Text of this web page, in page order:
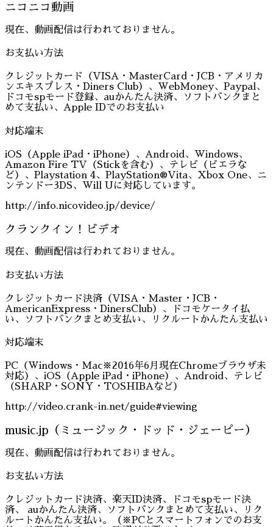
ニコニコ動画
現在、動画配信は行われておりません。
お支払い方法
クレジットカード（VISA・MasterCard・JCB・アメリカ
ンエキスプレス・Diners Club）、WebMoney、Paypal、
ドコモspモード登録、auかんたん決済、ソフトバンクまと
めて支払い、Apple IDでのお支払い
対応端末
iOS（Apple iPad・iPhone）、Android、Windows、
Amazon Fire TV（Stickを含む）、テレビ（ビエラな
ど）、Playstation 4、PlayStation®Vita、Xbox One、ニ
ンテンドー3DS、Will Uに対応しています。
http://info.nicovideo.jp/device/
クランクイン！ビデオ
現在、動画配信は行われておりません。
お支払い方法
クレジットカード決済（VISA・Master・JCB・
AmericanExpress・DinersClub）、ドコモケータイ払
い、ソフトバンクまとめ支払い、リクルートかんたん支払い
対応端末
PC（Windows・Mac※2016年6月現在Chromeブラウザ未
対応）、iOS（Apple iPad・iPhone）、Android、テレビ
（SHARP・SONY・TOSHIBAなど）
http://video.crank-in.net/guide#viewing
music.jp（ミュージック・ドッド・ジェーピー）
現在、動画配信は行われておりません。
お支払い方法
クレジットカード決済、楽天ID決済、ドコモspモード決
済、 auかんたん決済、ソフトバンクまとめて支払い、リク
ルートかんたん支払い。（※PCとスマートフォンでのお支